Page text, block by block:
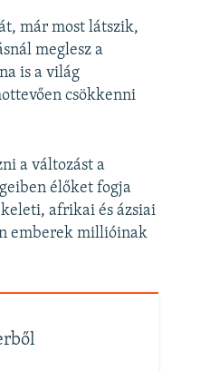
már most látszik,
meglesz a
is a világ
csökkenni
a változást a
élőket fogja
afrikai és ázsiai
emberek millióinak